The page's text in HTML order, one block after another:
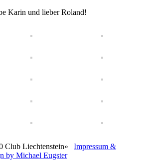
Karin und lieber Roland!
Club Liechtenstein» | Impressum &
by Michael Eugster